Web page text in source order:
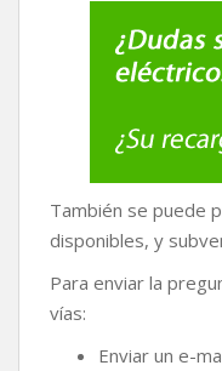
También se puede
disponibles, y
Para enviar la
vías:
Enviar un e-